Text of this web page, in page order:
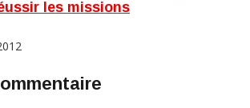
les missions